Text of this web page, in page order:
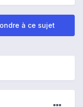
à ce sujet